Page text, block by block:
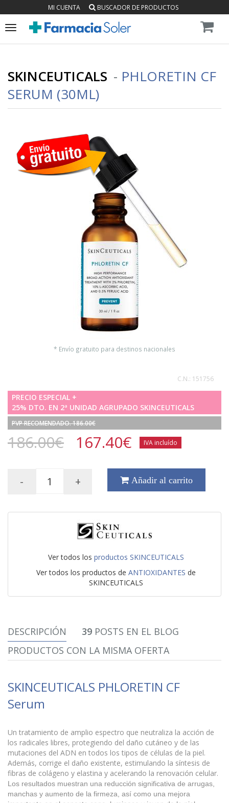
MI CUENTA BUSCADOR DE PRODUCTOS
Toggle
SKINCEUTICALS - PHLORETIN CF
SERUM (30ML)
* Envío gratuito para destinos nacionales
C.N.: 151756
PRECIO ESPECIAL +
25% DTO. EN 2ª UNIDAD AGRUPADO SKINCEUTICALS
PVP RECOMENDADO. 186.00€
186.00€ 167.40€ IVA incluído
- + Añadir al carrito
Ver todos los productos SKINCEUTICALS
Ver todos los productos de ANTIOXIDANTES de
SKINCEUTICALS
DESCRIPCIÓN 39 POSTS EN EL BLOG
PRODUCTOS CON LA MISMA OFERTA
SKINCEUTICALS PHLORETIN CF
Serum
Un tratamiento de amplio espectro que neutraliza la acción de
los radicales libres, protegiendo del daño cutáneo y de las
mutaciones del ADN en todos los tipos de células de la piel.
Además, corrige el daño existente, estimulando la síntesis de
fibras de colágeno y elastina y acelerando la renovación celular.
Los resultados muestran una reducción significativa de arrugas,
manchas y aumento de la firmeza, así como una mejora